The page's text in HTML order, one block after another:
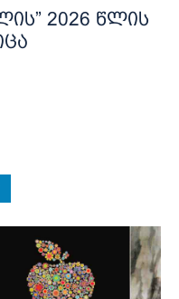
2026 წლის